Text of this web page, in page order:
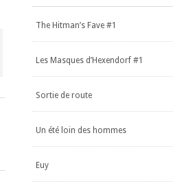
The Hitman’s Fave #1
Les Masques d’Hexendorf #1
Sortie de route
Un été loin des hommes
Euy